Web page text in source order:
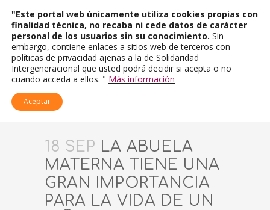
18 SEP LA ABUELA
MATERNA TIENE UNA
GRAN IMPORTANCIA
PARA LA VIDA DE UN
"Este portal web únicamente utiliza cookies propias con
finalidad técnica, no recaba ni cede datos de carácter
personal de los usuarios sin su conocimiento. Sin
embargo, contiene enlaces a sitios web de terceros con
políticas de privacidad ajenas a la de Solidaridad
Intergeneracional que usted podrá decidir si acepta o no
cuando acceda a ellos. " Más información
Aceptar